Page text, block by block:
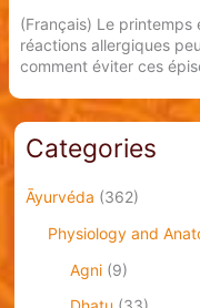
(Français) Le
réactions allergiques
comment éviter ces
Categories
Āyurvéda (362)
Physiology and
Agni(9)